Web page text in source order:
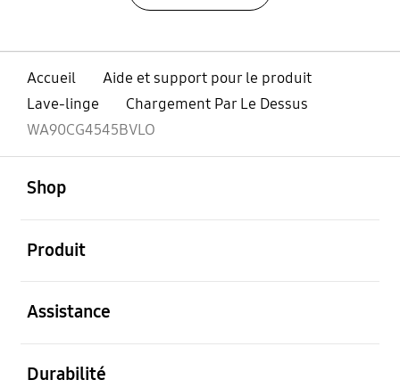
Accueil
Aide et support pour le produit
Lave-linge
Chargement Par Le Dessus
WA90CG4545BVLO
Shop
Produit
Assistance
Durabilité